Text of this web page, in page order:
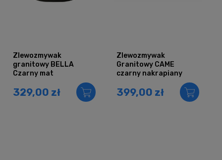
Zlewozmywak
granitowy BELLA
Czarny mat
329,00 zł
Zlewozmywak
Granitowy CAME
czarny nakrapiany
399,00 zł